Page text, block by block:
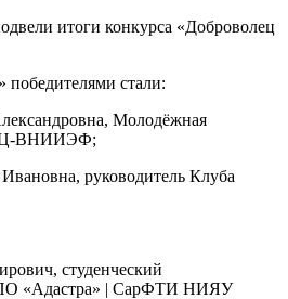
итоги конкурса «Доброволец
стали:
Молодёжная
ВНИИЭФ;
руководитель Клуба
студенческий
«Адастра» | СарФТИ НИЯУ